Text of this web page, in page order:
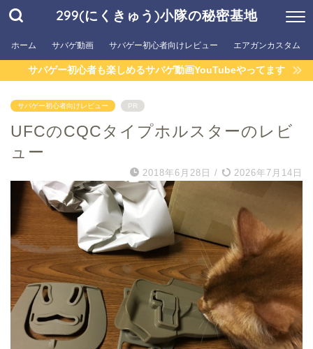
299(にくきゅう)小隊の秘密基地
ホーム サバゲ動画 サバゲー初心者向けレビュー エアガンカスタム
サバゲー初心者も楽しめるサバゲ動画YouTubeやってます
サバゲー初心者向けレビュー PR
UFCのCQCタイプホルスターのレビ
ュー
2018年6月28日 / 2026年7月14日